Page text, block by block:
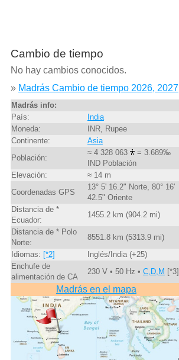
Cambio de tiempo
No hay cambios conocidos.
» Madrás Cambio de tiempo 2026, 2027
Madrás info:
País:
India
Moneda:
INR, Rupee
Continente:
Asia
Población:
≈ 4 328 063
= 3.689‰
IND Población
Elevación:
≈ 14 m
Coordenadas GPS
13° 5' 16.2" Norte, 80° 16'
42.5" Oriente
Distancia de *
Ecuador:
1455.2 km (904.2 mi)
Distancia de * Polo
Norte:
8551.8 km (5313.9 mi)
Idiomas: [*2]
Inglés/India (+25)
Enchufe de
alimentación de CA
230 V • 50 Hz • C,D,M [*3]
Madrás en el mapa